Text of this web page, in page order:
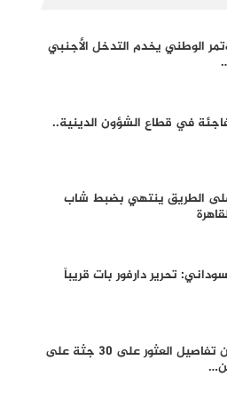
الوطني يخدم التدخل الأجنبي
في قطاع الشؤون الدينية..
الطريق ينتهي بضبط شاب
تحرير دارفور بات قريباً
شهود يكشفون تفاصيل العثور على 30 جثة على